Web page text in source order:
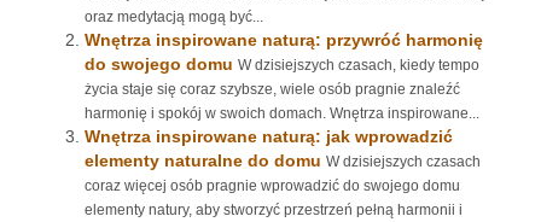
oraz medytacją mogą być...
Wnętrza inspirowane naturą: przywróć harmonię
do swojego domu W dzisiejszych czasach, kiedy tempo
życia staje się coraz szybsze, wiele osób pragnie znaleźć
harmonię i spokój w swoich domach. Wnętrza inspirowane...
Wnętrza inspirowane naturą: jak wprowadzić
elementy naturalne do domu W dzisiejszych czasach
coraz więcej osób pragnie wprowadzić do swojego domu
elementy natury, aby stworzyć przestrzeń pełną harmonii i